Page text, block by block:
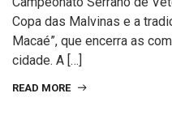
Copa das Malvinas e a
Macaé”, que encerra as
cidade. A […]
READ MORE